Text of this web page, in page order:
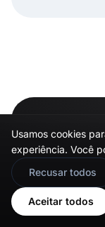
Coloque
trabalhar
Usamos cookies
experiência. Você
Recusar todos
Aceitar todos
🇬🇧 Would
View in